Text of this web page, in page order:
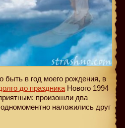
быть в год моего рождения, в
до праздника Нового 1994
произошли два
наложились друг